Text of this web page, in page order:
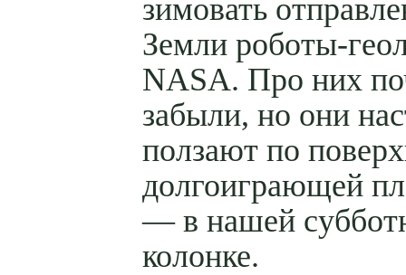
зимовать
Земли роботы-
NASA. Про них
забыли, но они
ползают по
долгоиграющей
— в нашей
колонке.